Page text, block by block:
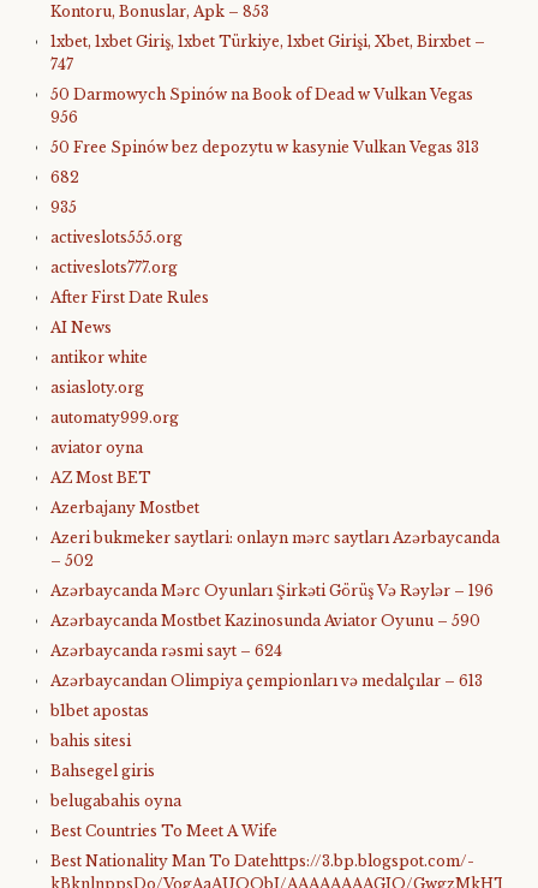
Kontoru, Bonuslar, Apk – 853
1xbet, 1xbet Giriş, 1xbet Türkiye, 1xbet Girişi, Xbet, Birxbet –
747
50 Darmowych Spinów na Book of Dead w Vulkan Vegas
956
50 Free Spinów bez depozytu w kasynie Vulkan Vegas 313
682
935
activeslots555.org
activeslots777.org
After First Date Rules
AI News
antikor white
asiasloty.org
automaty999.org
aviator oyna
AZ Most BET
Azerbajany Mostbet
Azeri bukmeker saytlari: onlayn mərc saytları Azərbaycanda
– 502
Azərbaycanda Mərc Oyunları Şirkəti Görüş Və Rəylər – 196
Azərbaycanda Mostbet Kazinosunda Aviator Oyunu – 590
Azərbaycanda rəsmi sayt – 624
Azərbaycandan Olimpiya çempionları və medalçılar – 613
b1bet apostas
bahis sitesi
Bahsegel giris
belugabahis oyna
Best Countries To Meet A Wife
Best Nationality Man To Datehttps://3.bp.blogspot.com/-
kBknlnppsDo/VogAaAUQObI/AAAAAAAAGIQ/